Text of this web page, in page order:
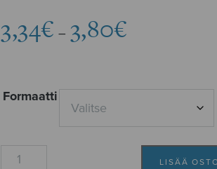
3,34€ – 3,80€
Formaatti
Toista
LISÄÄ